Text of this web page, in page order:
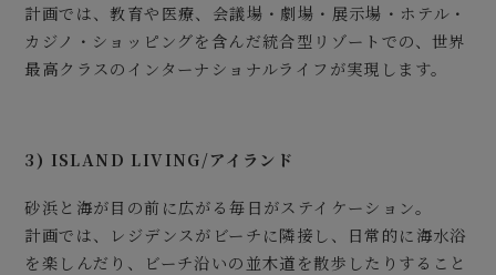
計画では、教育や医療、会議場・劇場・展示場・ホテル・
カジノ・ショッピングを含んだ統合型リゾートでの、世界
最高クラスのインターナショナルライフが実現します。
3) ISLAND LIVING/アイランド
砂浜と海が目の前に広がる毎日がステイケーション。
計画では、レジデンスがビーチに隣接し、日常的に海水浴
を楽しんだり、ビーチ沿いの並木道を散歩したりすること